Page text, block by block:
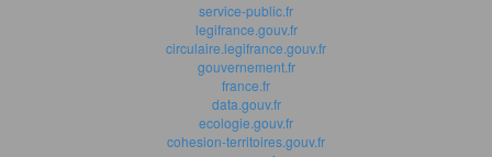
service-public.fr
legifrance.gouv.fr
circulaire.legifrance.gouv.fr
gouvernement.fr
france.fr
data.gouv.fr
ecologie.gouv.fr
cohesion-territoires.gouv.fr